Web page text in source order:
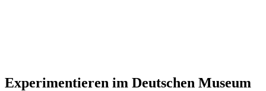
Experimentieren im Deutschen Museum